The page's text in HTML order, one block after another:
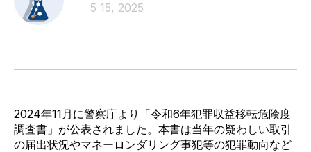
5 15, 2025
2024年11月に警察庁より「令和6年犯罪収益移転危険度
調査書」 が公表されました。 本書は当年の疑わしい取引
の届出状況やマネーロンダリング事犯等の犯罪動向など